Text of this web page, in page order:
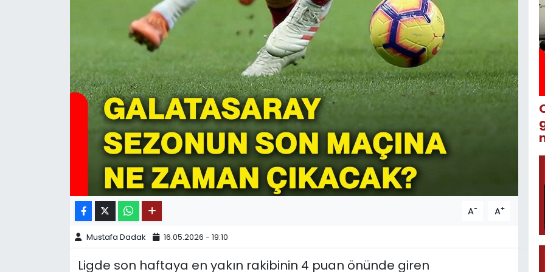
A- A+
Mustafa Dadak 16.05.2026 - 19:10
Ligde son haftaya en yakın rakibinin 4 puan önünde giren